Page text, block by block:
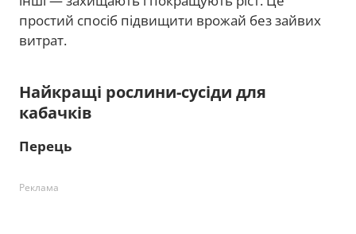
простий спосіб підвищити врожай без зайвих
витрат.
Найкращі рослини-сусіди для
кабачків
Перець
Реклама